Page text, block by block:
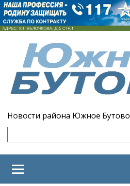
Новости района Южное Бутово